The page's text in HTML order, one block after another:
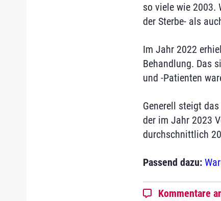
so viele wie 2003.
der Sterbe- als
Im Jahr 2022
Behandlung. Das
und -Patienten
Generell steigt
der im Jahr 2023
durchschnittlich
Passend dazu:
Kommentare